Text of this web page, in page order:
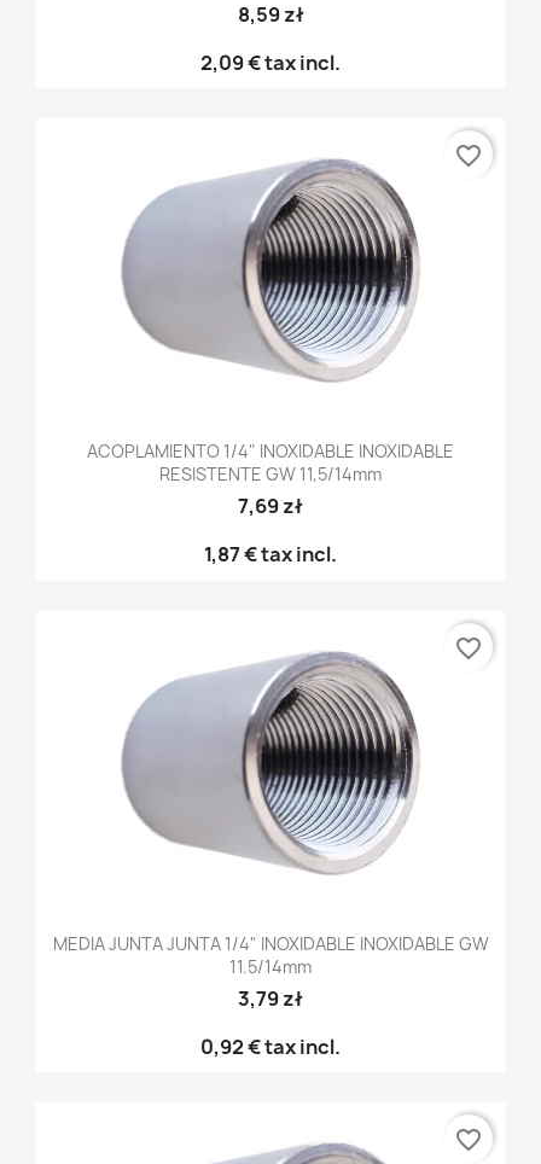
8,59 zł
2,09 €tax incl.
ACOPLAMIENTO 1/4" INOXIDABLE INOXIDABLE
RESISTENTE GW 11,5/14mm
7,69 zł
1,87 €tax incl.
favorite_border
MEDIA JUNTA JUNTA 1/4" INOXIDABLE INOXIDABLE GW
11.5/14mm
3,79 zł
0,92 €tax incl.
favorite_border
favorite_border